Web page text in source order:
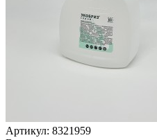
Артикул: 8321959